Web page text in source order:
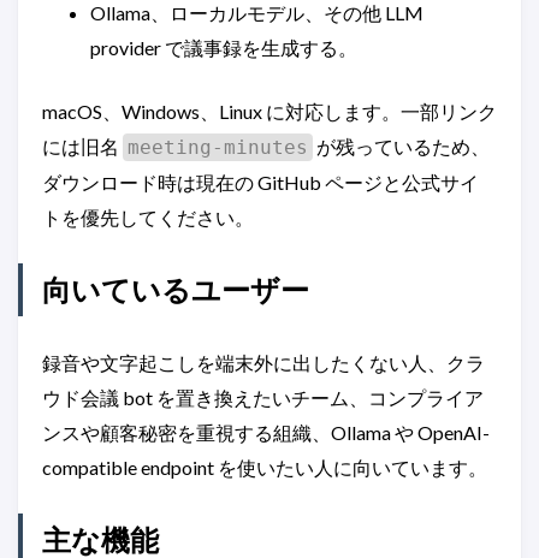
Ollama、ローカルモデル、その他 LLM
provider で議事録を生成する。
macOS、Windows、Linux に対応します。一部リンク
には旧名 meeting-minutes が残っているため、
ダウンロード時は現在の GitHub ページと公式サイ
トを優先してください。
向いているユーザー
録音や文字起こしを端末外に出したくない人、クラ
ウド会議 bot を置き換えたいチーム、コンプライア
ンスや顧客秘密を重視する組織、Ollama や OpenAI-
compatible endpoint を使いたい人に向いています。
主な機能